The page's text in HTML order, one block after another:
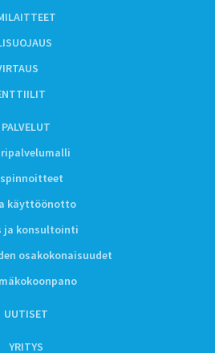
PALVELUT
käyttöönotto
ja konsultointi
osakokonaisuudet
UUTISET
YRITYS